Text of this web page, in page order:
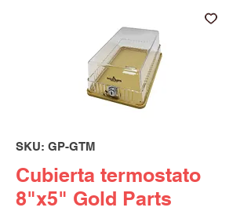
SKU: GP-GTM
Cubierta termostato
8"x5" Gold Parts